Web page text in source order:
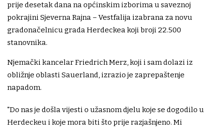
prije desetak dana na općinskim izborima u saveznoj
pokrajini Sjeverna Rajna – Vestfalija izabrana za novu
gradonačelnicu grada Herdeckea koji broji 22.500
stanovnika.
Njemački kancelar Friedrich Merz, koji i sam dolazi iz
obližnje oblasti Sauerland, izrazio je zaprepaštenje
napadom.
"Do nas je došla vijesti o užasnom djelu koje se dogodilo u
Herdeckeu i koje mora biti što prije razjašnjeno. Mi